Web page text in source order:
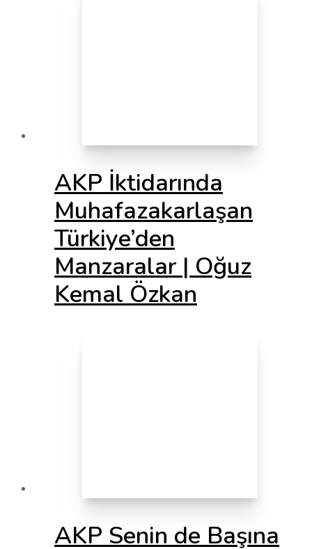
AKP İktidarında
Muhafazakarlaşan
Türkiye’den
Manzaralar | Oğuz
Kemal Özkan
AKP Senin de Başına